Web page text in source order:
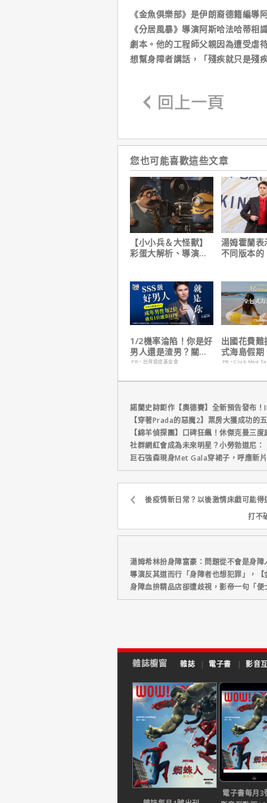
《金魚俱樂部》是伊朗裔德籍編
《分居風暴》導演阿斯哈法哈蒂
劇本。他的工程師父親因為遭受虐
想幫身障者講話，「殘疾就只是殘
您也可能喜歡這些文章
【小小兵＆大怪獸】
彩蛋大解析、導演皮
湯姆霍蘭表
不同版本的
1/2機率淪陷！你是好
男人還是渣男？關鍵
在這
PR・台灣癌症基金會
出國花費難
式海島假期
定食宿玩
PR・Club Med
諾蘭史詩鉅作【奧德賽】全新預告發布
【穿著Prada的惡魔2】票房大獲成功的
【綿羊偵探團】口碑狂飆！休傑克曼三
社群網紅會成為未來明星？小勞勃道尼：
巨石強森現身Met Gala穿裙子，呼應新
後疫情新日常？以後激情床戲可能得
打不
湯姆希林扮身障富豪：問題從不會是身
導演反其道而行「身障者也想犯罪」，
身障血拚精品店卻遭歧視，影帝一句「
雜誌櫥窗 雜誌 | 電子書 | 影音
電子書每月3